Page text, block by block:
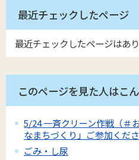
最近チェックしたページ
最近チェックしたページはあり
このページを見た人はこ
5/24 一斉クリーン作戦（＃
なまちづくり」ご参加くだ
ごみ・し尿